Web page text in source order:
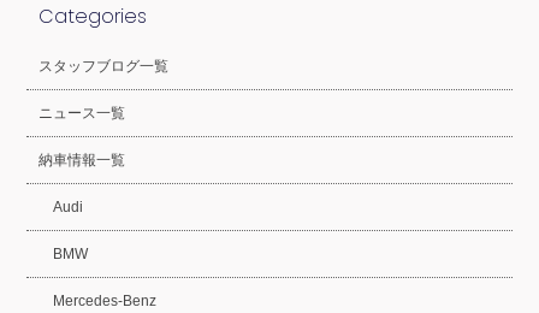
Categories
スタッフブログ一覧
ニュース一覧
納車情報一覧
Audi
BMW
Mercedes-Benz